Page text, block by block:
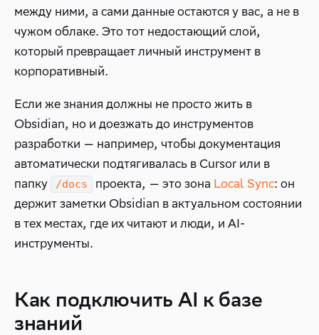
между ними, а сами данные остаются у вас, а не в
чужом облаке. Это тот недостающий слой,
который превращает личный инструмент в
корпоративный.
Если же знания должны не просто жить в
Obsidian, но и доезжать до инструментов
разработки — например, чтобы документация
автоматически подтягивалась в Cursor или в
папку
/docs проекта, — это зона Local Sync: он
держит заметки Obsidian в актуальном состоянии
в тех местах, где их читают и люди, и AI-
инструменты.
Как подключить AI к базе
знаний